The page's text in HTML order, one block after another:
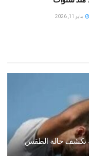
مايو 11, 2026
تكشف حالة الطقس